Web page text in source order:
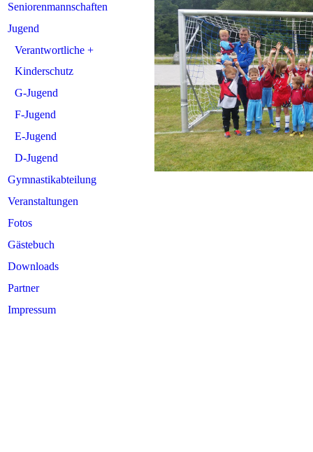
Seniorenmannschaften
Jugend
Verantwortliche +
Kinderschutz
G-Jugend
F-Jugend
E-Jugend
D-Jugend
Gymnastikabteilung
Veranstaltungen
Fotos
Gästebuch
Downloads
Partner
Impressum